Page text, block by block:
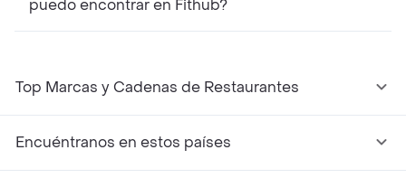
puedo encontrar en Fithub?
Top Marcas y Cadenas de Restaurantes
Encuéntranos en estos países